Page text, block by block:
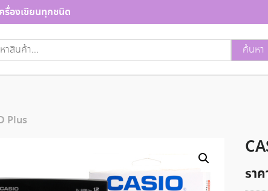
รื่องเขียนทุกชนิด
ค้นหา
Plus
ราค